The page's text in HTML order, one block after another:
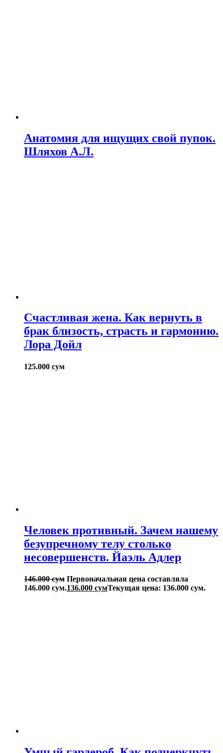
Анатомия для ищущих свой пупок.
Шляхов А.Л.
Счастливая жена. Как вернуть в
брак близость, страсть и гармонию.
Лора Дойл
125.000 сум
Человек противный. Зачем нашему
безупречному телу столько
несовершенств. Йаэль Адлер
146.000сум Первоначальная цена составляла
146.000 сум.136.000 сумТекущая цена: 136.000 сум.